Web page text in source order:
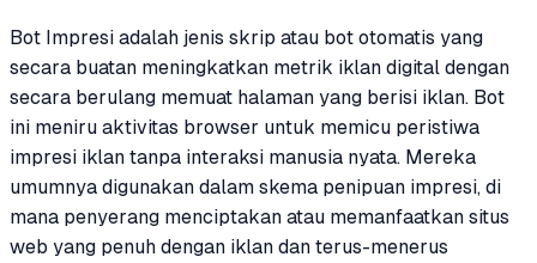
Bot Impresi adalah jenis skrip atau bot otomatis yang
secara buatan meningkatkan metrik iklan digital dengan
secara berulang memuat halaman yang berisi iklan. Bot
ini meniru aktivitas browser untuk memicu peristiwa
impresi iklan tanpa interaksi manusia nyata. Mereka
umumnya digunakan dalam skema penipuan impresi, di
mana penyerang menciptakan atau memanfaatkan situs
web yang penuh dengan iklan dan terus-menerus